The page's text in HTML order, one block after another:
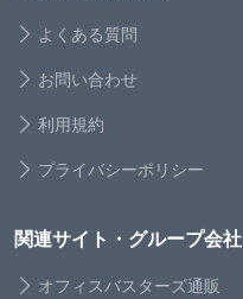
よくある質問
お問い合わせ
利用規約
プライバシーポリシー
関連サイト・グループ会社
オフィスバスターズ通販